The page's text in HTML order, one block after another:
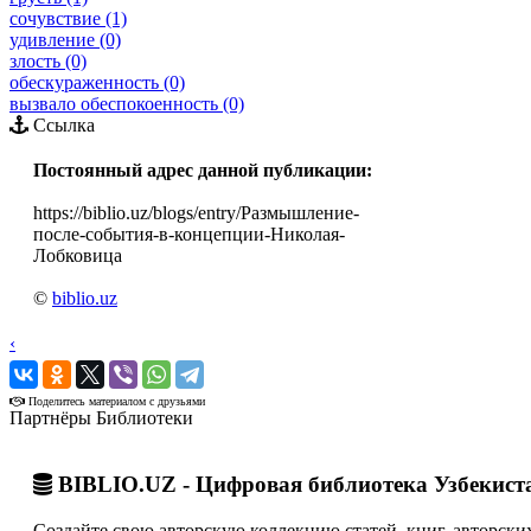
сочувствие (1)
удивление (0)
злость (0)
обескураженность (0)
вызвало обеспокоенность (0)
Ссылка
Постоянный адрес данной публикации:
https://biblio.uz/blogs/entry/Размышление-
после-события-в-концепции-Николая-
Лобковица
© biblio.uz
‹
›
Поделитесь материалом с друзьями
Партнёры Библиотеки
BIBLIO.UZ - Цифровая библиотека